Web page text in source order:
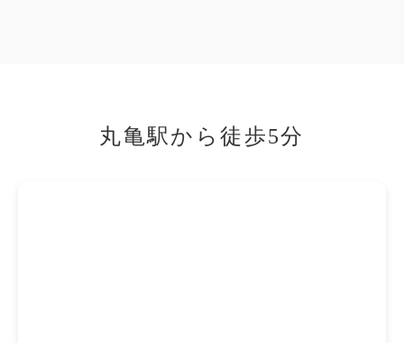
丸亀駅から徒歩5分